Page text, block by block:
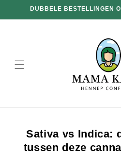
doorgaan
naar
Sativa vs Indica:
tussen deze